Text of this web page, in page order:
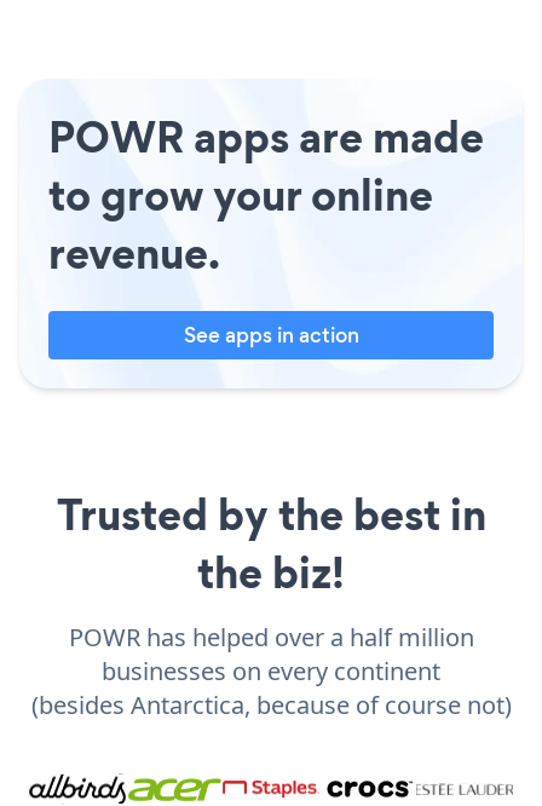
POWR apps are made
to grow your online
revenue.
See apps in action
Trusted by the best in
the biz!
POWR has helped over a half million
businesses on every continent
(besides Antarctica, because of course not)